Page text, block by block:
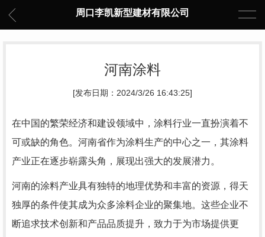
周口李凯新型建材有限公司
河南涂料
[发布日期：2024/3/26 16:43:25]
在中国的繁荣经济和建设领域中，涂料行业一直扮演着不
可或缺的角色。河南省作为涂料生产的中心之一，其涂料
产业正在逐步崭露头角，展现出强大的发展潜力。
河南的涂料产业具有独特的地理优势和丰富的资源，得天
独厚的条件使其成为众多涂料企业的聚集地。这些企业不
断追求技术创新和产品品质提升，致力于为市场提供更